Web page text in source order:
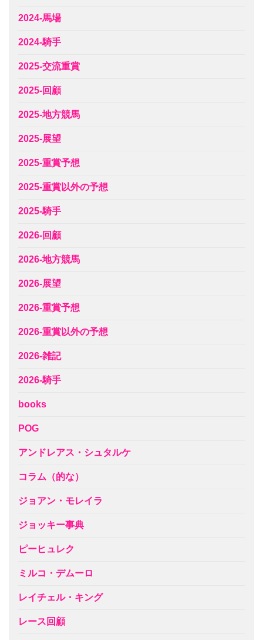
2024-馬場
2024-騎手
2025-交流重賞
2025-回顧
2025-地方競馬
2025-展望
2025-重賞予想
2025-重賞以外の予想
2025-騎手
2026-回顧
2026-地方競馬
2026-展望
2026-重賞予想
2026-重賞以外の予想
2026-雑記
2026-騎手
books
POG
アンドレアス・シュタルケ
コラム（的な）
ジョアン・モレイラ
ジョッキー事典
ピーヒュレク
ミルコ・デムーロ
レイチェル・キング
レース回顧